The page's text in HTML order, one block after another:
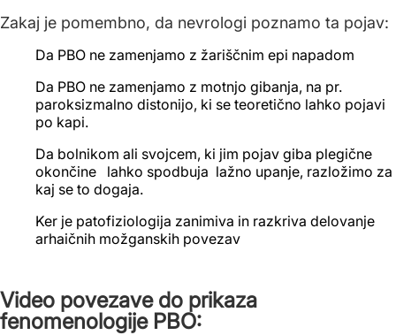
Zakaj je pomembno, da nevrologi poznamo ta pojav:
Da PBO ne zamenjamo z žariščnim epi napadom
Da PBO ne zamenjamo z motnjo gibanja, na pr.
paroksizmalno distonijo, ki se teoretično lahko pojavi
po kapi.
Da bolnikom ali svojcem, ki jim pojav giba plegične
okončine lahko spodbuja lažno upanje, razložimo za
kaj se to dogaja.
Ker je patofiziologija zanimiva in razkriva delovanje
arhaičnih možganskih povezav
Video povezave do prikaza
fenomenologije PBO: